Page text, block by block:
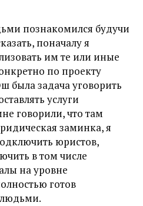
познакомился будучи
поначалу я
им те или иные
по проекту
задача уговорить
услуги
говорили, что там
заминка, я
юристов,
в том числе
на уровне
готов
людьми.